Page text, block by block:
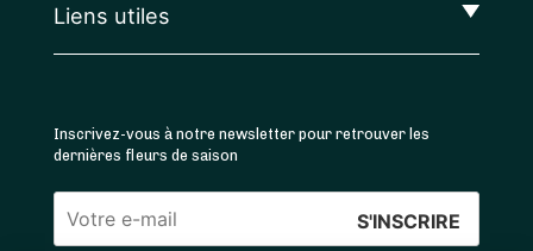
Liens utiles
Inscrivez-vous à notre newsletter pour retrouver les
dernières fleurs de saison